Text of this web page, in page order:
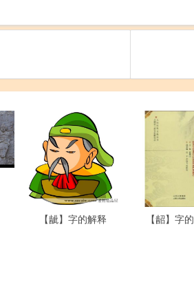
【龇】字的解释 【龆】字